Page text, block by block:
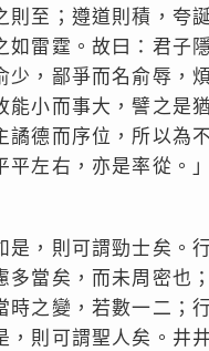
則至；遵道則積，夸
雷霆。故曰：君子
，鄙爭而名俞辱，
小而事大，譬之是
德而序位，所以為
左右，亦是率從。
，則可謂勁士矣。
當矣，而未周密也
之變，若數一二；
則可謂聖人矣。井